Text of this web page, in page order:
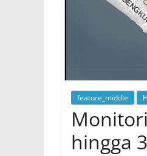
feature_middle
hingga